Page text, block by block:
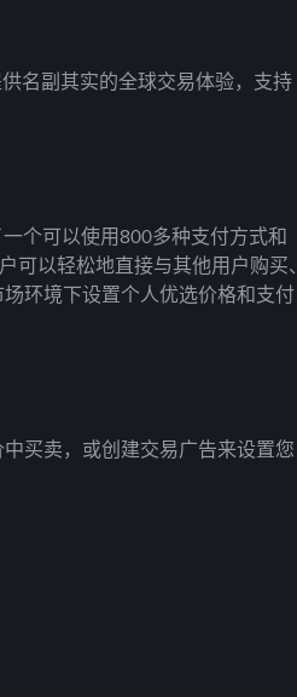
名副其实的全球交易体验，支持
个可以使用800多种支付方式和
可以轻松地直接与其他用户购买、
环境下设置个人优选价格和支付
买卖，或创建交易广告来设置您